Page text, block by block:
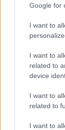
Google for
I want to
I want to
related to
device
I want to
related to
I want to